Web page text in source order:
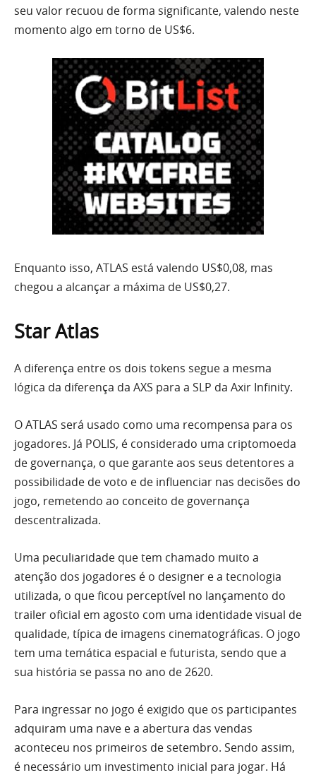
seu valor recuou de forma significante, valendo neste
momento algo em torno de US$6.
Enquanto isso, ATLAS está valendo US$0,08, mas
chegou a alcançar a máxima de US$0,27.
Star Atlas
A diferença entre os dois tokens segue a mesma
lógica da diferença da AXS para a SLP da Axir Infinity.
O ATLAS será usado como uma recompensa para os
jogadores. Já POLIS, é considerado uma criptomoeda
de governança, o que garante aos seus detentores a
possibilidade de voto e de influenciar nas decisões do
jogo, remetendo ao conceito de governança
descentralizada.
Uma peculiaridade que tem chamado muito a
atenção dos jogadores é o designer e a tecnologia
utilizada, o que ficou perceptível no lançamento do
trailer oficial em agosto com uma identidade visual de
qualidade, típica de imagens cinematográficas. O jogo
tem uma temática espacial e futurista, sendo que a
sua história se passa no ano de 2620.
Para ingressar no jogo é exigido que os participantes
adquiram uma nave e a abertura das vendas
aconteceu nos primeiros de setembro. Sendo assim,
é necessário um investimento inicial para jogar. Há